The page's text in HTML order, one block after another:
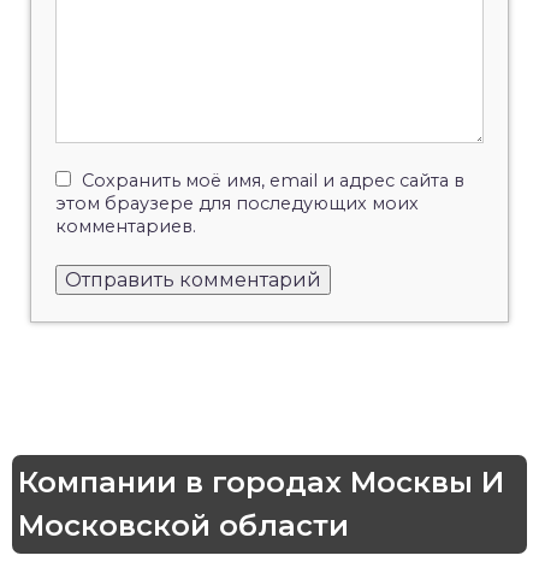
Сохранить моё имя, email и адрес сайта в
этом браузере для последующих моих
комментариев.
Компании в городах Москвы И
Московской области